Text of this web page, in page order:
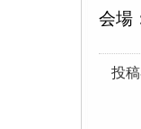
会場
投